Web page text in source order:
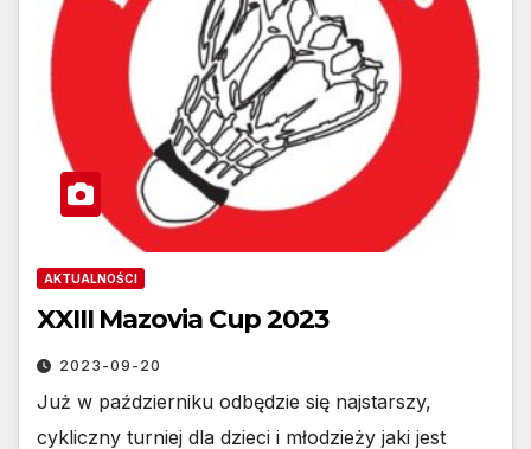
AKTUALNOŚCI
XXIII Mazovia Cup 2023
2023-09-20
Już w październiku odbędzie się najstarszy,
cykliczny turniej dla dzieci i młodzieży jaki jest